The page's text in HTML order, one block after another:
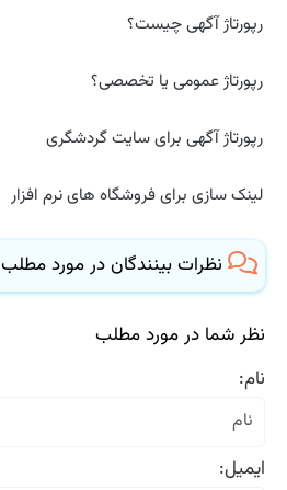
رپورتاژ آگهی چیست؟
رپورتاژ عمومی یا تخصصی؟
رپورتاژ آگهی برای سایت گردشگری
لینک سازی برای فروشگاه های نرم افزار
نظرات بینندگان در مورد مطلب
نظر شما در مورد مطلب
نام:
ایمیل: